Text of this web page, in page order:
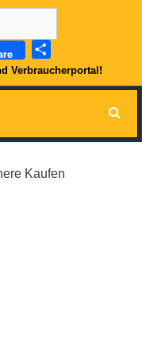
Verbraucherportal!
Kaufen